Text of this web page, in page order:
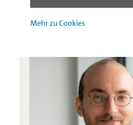
Mehr zu Cookies
E-Mail schreiben